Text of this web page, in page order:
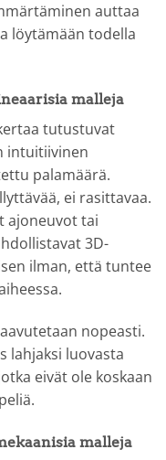
auttaa
löytämään todella
malleja
tutustuvat
intuitiivinen
palamäärä.
ei rasittavaa.
ajoneuvot tai
3D-
ilman, että tuntee
nopeasti.
lahjaksi luovasta
eivät ole koskaan
malleja